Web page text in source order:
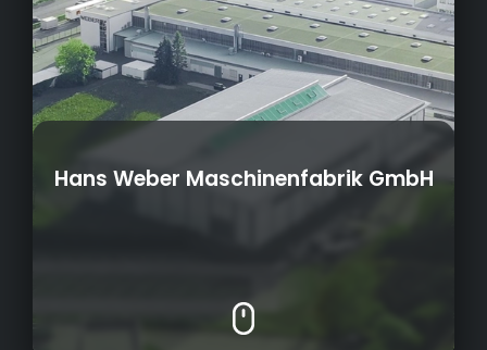
Hans Weber Maschinenfabrik GmbH